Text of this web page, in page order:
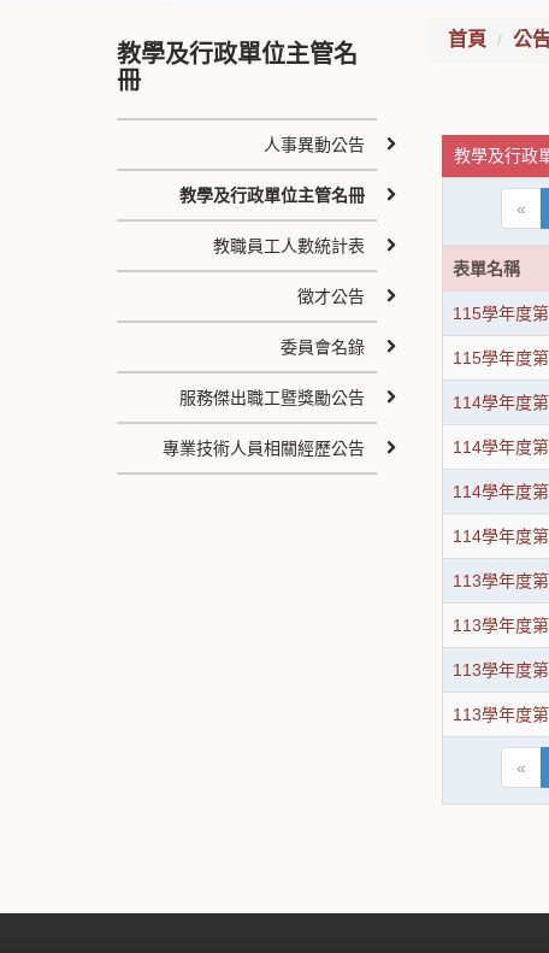
首頁 公
教學及行政
«
表單名稱
115學年度
115學年度
114學年度
114學年度
114學年度
114學年度
113學年度
113學年度
113學年度
113學年度
«
教學及行政單位主管名
冊
人事異動公告
教學及行政單位主管名冊
教職員工人數統計表
徵才公告
委員會名錄
服務傑出職工暨獎勵公告
專業技術人員相關經歷公告